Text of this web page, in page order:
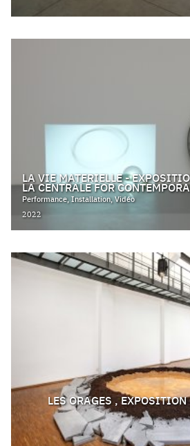
LA VIE MATERIELLE -
LA CENTRALE FOR
Performance, Installation, Vidéo
2022
LES ORAGES ,